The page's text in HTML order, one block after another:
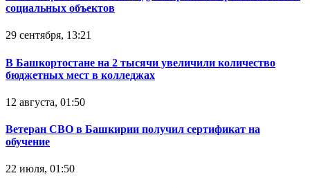
социальных объектов
29 сентября, 13:21
В Башкортостане на 2 тысячи увеличили количество
бюджетных мест в колледжах
12 августа, 01:50
Ветеран СВО в Башкирии получил сертификат на
обучение
22 июля, 01:50